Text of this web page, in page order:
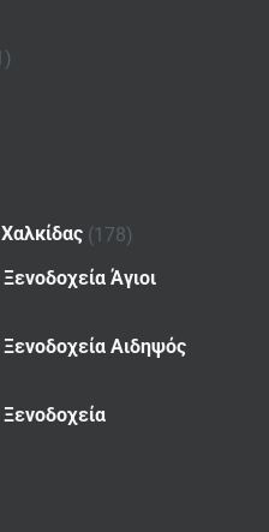
(178)
Άγιοι
Αιδηψός